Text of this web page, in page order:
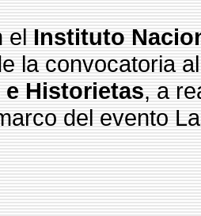
el Instituto
la convocatoria
Historietas, a
del evento